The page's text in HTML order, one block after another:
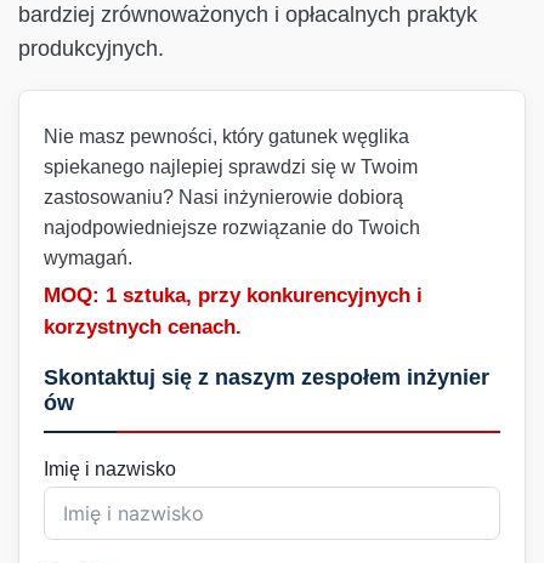
bardziej zrównoważonych i opłacalnych praktyk
produkcyjnych.
Nie masz pewności, który gatunek węglika
spiekanego najlepiej sprawdzi się w Twoim
zastosowaniu? Nasi inżynierowie dobiorą
najodpowiedniejsze rozwiązanie do Twoich
wymagań.
MOQ: 1 sztuka, przy konkurencyjnych i
korzystnych cenach.
Skontaktuj się z naszym zespołem inżynier
ów
Imię i nazwisko